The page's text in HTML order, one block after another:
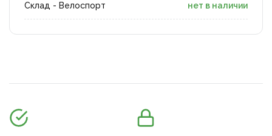
Склад - Велоспорт нет в наличии